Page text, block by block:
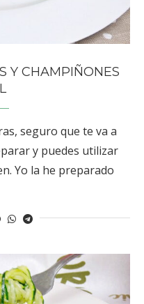
Y CHAMPIÑONES
seguro que te va a
y puedes utilizar
Yo la he preparado